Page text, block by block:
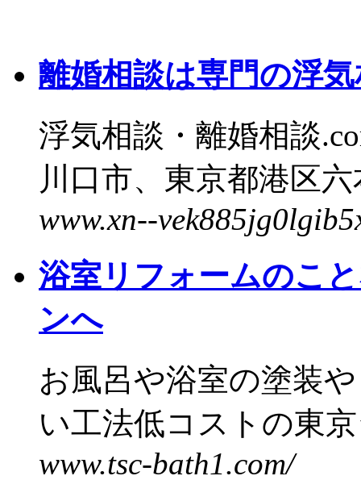
離婚相談は専門の浮
浮気相談・離婚相談
川口市、東京都港区
www.xn--
浴室リフォームのこ
ンへ
お風呂や浴室の塗装
い工法低コストの東
www.tsc-bath1.com/